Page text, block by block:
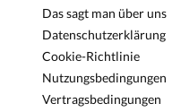
Das sagt man über uns
Datenschutzerklärung
Cookie-Richtlinie
Nutzungsbedingungen
Vertragsbedingungen